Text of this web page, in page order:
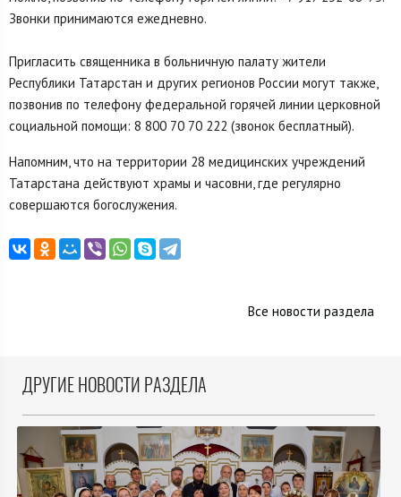
Звонки принимаются ежедневно.
Пригласить священника в больничную палату жители
Республики Татарстан и других регионов России могут также,
позвонив по телефону федеральной горячей линии церковной
социальной помощи: 8 800 70 70 222 (звонок бесплатный).
Напомним, что на территории 28 медицинских учреждений
Татарстана действуют храмы и часовни, где регулярно
совершаются богослужения.
Все новости раздела
ДРУГИЕ НОВОСТИ РАЗДЕЛА